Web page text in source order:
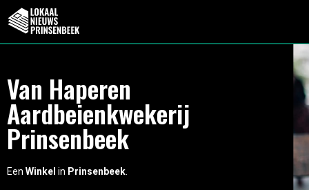
Van Haperen
Aardbeienkwekerij
Prinsenbeek
Een Winkel in Prinsenbeek